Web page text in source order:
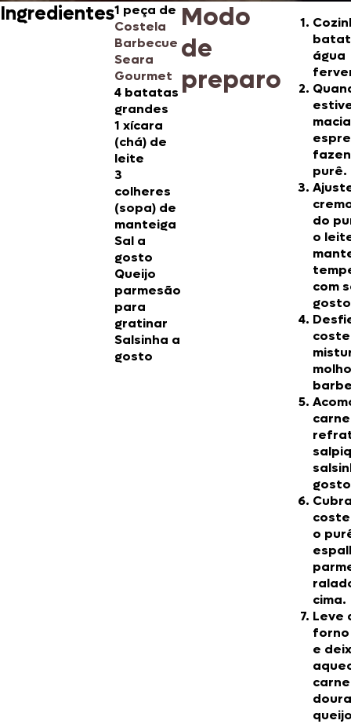
Ingredientes1 peça de
Costela
Barbecue
Seara
Gourmet
4 batatas
grandes
1 xícara
(chá) de
leite
3
colheres
(sopa) de
manteiga
Sal a
gosto
Queijo
parmesão
para
gratinar
Salsinha a
gosto
Modo
de
preparo
água
purê.
do
o
com
molho
o
cima.
Leve
forno
e